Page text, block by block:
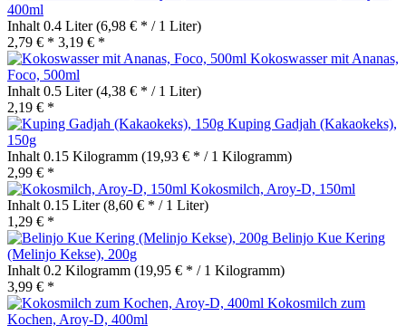
400ml
Inhalt 0.4 Liter(6,98 € * / 1 Liter)
2,79 € * 3,19 € *
Kokoswasser mit Ananas,
Foco, 500ml
Inhalt 0.5 Liter(4,38 € * / 1 Liter)
2,19 € *
Kuping Gadjah (Kakaokeks),
150g
Inhalt 0.15 Kilogramm (19,93 € * / 1 Kilogramm)
2,99 € *
Kokosmilch, Aroy-D, 150ml
Inhalt 0.15 Liter(8,60 € * / 1 Liter)
1,29 € *
Belinjo Kue Kering
(Melinjo Kekse), 200g
Inhalt 0.2 Kilogramm (19,95 € * / 1 Kilogramm)
3,99 € *
Kokosmilch zum
Kochen, Aroy-D, 400ml